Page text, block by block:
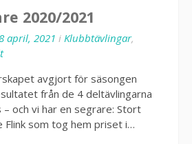
2020/2021
april, 2021 i Klubbtävlingar,
avgjort för säsongen
från de 4 deltävlingarna
och vi har en segrare: Stort
Flink som tog hem priset i…